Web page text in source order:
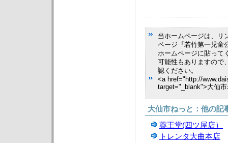
当ホームページは、リ
ページ『若竹第一児童
ホームページに貼って
可能性もありますので
認ください。
<a href="http://
target="_blank">大仙
大仙市ねっと：他の記
薬王堂(四ツ屋店）
トレンタ大曲本店